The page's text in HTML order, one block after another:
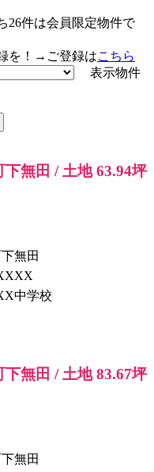
26件は会員限定物件で
を！→ご登録はこちら
表示物件
無田 / 土地 63.94坪
無田
中学校
無田 / 土地 83.67坪
無田